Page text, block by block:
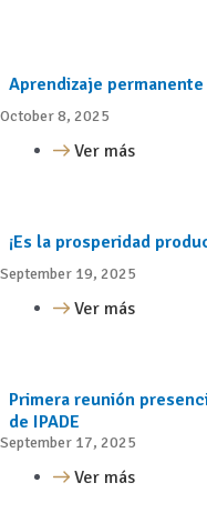
Aprendizaje
October 8, 2025
Ver más
¡Es la prosperidad
September 19, 2025
Ver más
Primera reunión
de IPADE
September 17, 2025
Ver más